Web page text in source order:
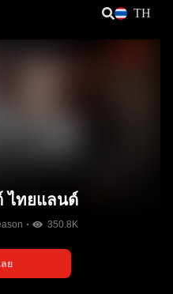
TH
ไทยแลนด์
350.8K
ลย